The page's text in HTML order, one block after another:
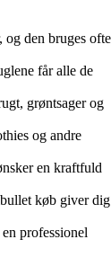
og den bruges ofte
får alle de
grøntsager og
og andre
en kraftfuld
køb giver dig
professionel